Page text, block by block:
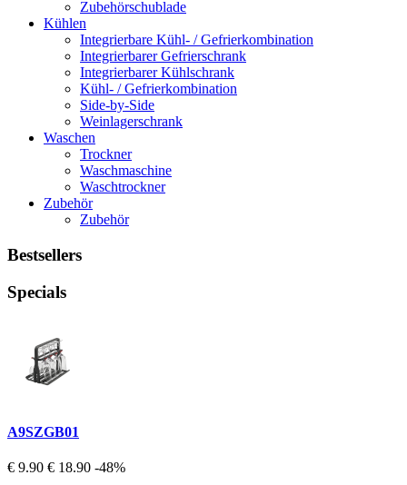
Zubehörschublade
Kühlen
Integrierbare Kühl- / Gefrierkombination
Integrierbarer Gefrierschrank
Integrierbarer Kühlschrank
Kühl- / Gefrierkombination
Side-by-Side
Weinlagerschrank
Waschen
Trockner
Waschmaschine
Waschtrockner
Zubehör
Zubehör
Bestsellers
Specials
A9SZGB01
€ 9.90 € 18.90 -48%